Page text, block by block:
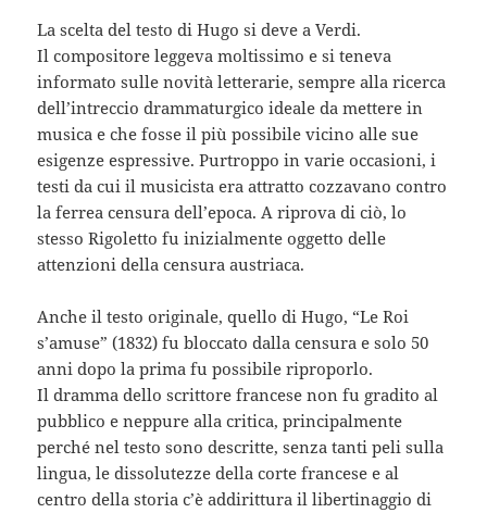
La scelta del testo di Hugo si deve a Verdi.
Il compositore leggeva moltissimo e si teneva
informato sulle novità letterarie, sempre alla ricerca
dell’intreccio drammaturgico ideale da mettere in
musica e che fosse il più possibile vicino alle sue
esigenze espressive. Purtroppo in varie occasioni, i
testi da cui il musicista era attratto cozzavano contro
la ferrea censura dell’epoca. A riprova di ciò, lo
stesso Rigoletto fu inizialmente oggetto delle
attenzioni della censura austriaca.
Anche il testo originale, quello di Hugo, “Le Roi
s’amuse” (1832) fu bloccato dalla censura e solo 50
anni dopo la prima fu possibile riproporlo.
Il dramma dello scrittore francese non fu gradito al
pubblico e neppure alla critica, principalmente
perché nel testo sono descritte, senza tanti peli sulla
lingua, le dissolutezze della corte francese e al
centro della storia c’è addirittura il libertinaggio di